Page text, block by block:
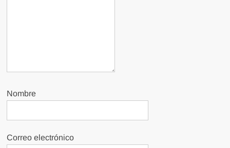
Nombre
Correo electrónico